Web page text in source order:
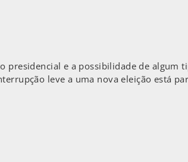
e a possibilidade de algum
leve a uma nova eleição está